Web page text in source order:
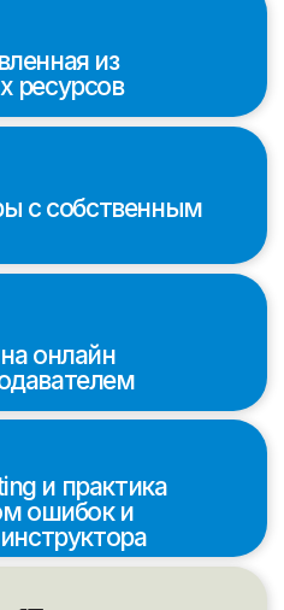
к
обучаются